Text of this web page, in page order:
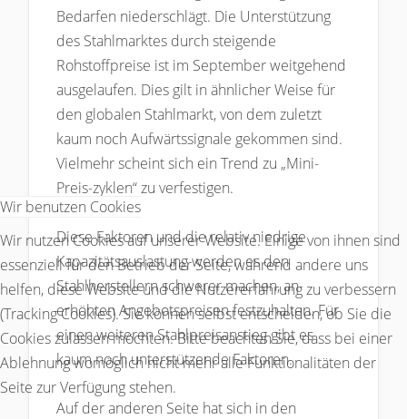
Bedarfen niederschlägt. Die Unterstützung
des Stahlmarktes durch steigende
Rohstoffpreise ist im September weitgehend
ausgelaufen. Dies gilt in ähnlicher Weise für
den globalen Stahlmarkt, von dem zuletzt
kaum noch Aufwärtssignale gekommen sind.
Vielmehr scheint sich ein Trend zu „Mini-
Preis-zyklen“ zu verfestigen.
Diese Faktoren und die relativ niedrige
Kapazitätsauslastung werden es den
Stahlherstellern schwerer machen, an
erhöhten Angebotspreisen festzuhalten. Für
einen weiteren Stahlpreisanstieg gibt es
kaum noch unterstützende Faktoren.
Auf der anderen Seite hat sich in den
Wir benutzen Cookies
Wir nutzen Cookies auf unserer Website. Einige von ihnen sind
essenziell für den Betrieb der Seite, während andere uns
helfen, diese Website und die Nutzererfahrung zu verbessern
(Tracking Cookies). Sie können selbst entscheiden, ob Sie die
Cookies zulassen möchten. Bitte beachten Sie, dass bei einer
Ablehnung womöglich nicht mehr alle Funktionalitäten der
Seite zur Verfügung stehen.